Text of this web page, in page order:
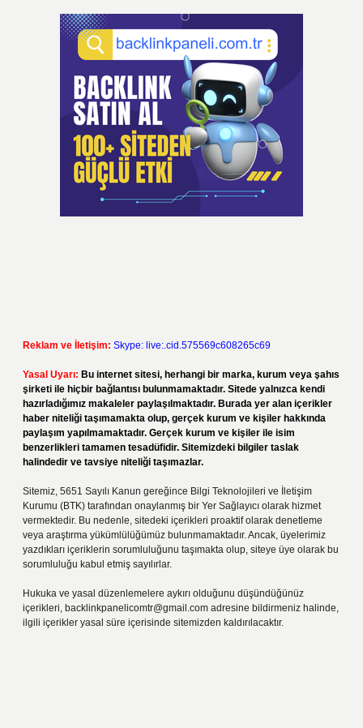
Reklam ve İletişim: Skype: live:.cid.575569c608265c69
Yasal Uyarı: Bu internet sitesi, herhangi bir marka, kurum veya şahıs
şirketi ile hiçbir bağlantısı bulunmamaktadır. Sitede yalnızca kendi
hazırladığımız makaleler paylaşılmaktadır. Burada yer alan içerikler
haber niteliği taşımamakta olup, gerçek kurum ve kişiler hakkında
paylaşım yapılmamaktadır. Gerçek kurum ve kişiler ile isim
benzerlikleri tamamen tesadüfidir. Sitemizdeki bilgiler taslak
halindedir ve tavsiye niteliği taşımazlar.
Sitemiz, 5651 Sayılı Kanun gereğince Bilgi Teknolojileri ve İletişim
Kurumu (BTK) tarafından onaylanmış bir Yer Sağlayıcı olarak hizmet
vermektedir. Bu nedenle, sitedeki içerikleri proaktif olarak denetleme
veya araştırma yükümlülüğümüz bulunmamaktadır. Ancak, üyelerimiz
yazdıkları içeriklerin sorumluluğunu taşımakta olup, siteye üye olarak bu
sorumluluğu kabul etmiş sayılırlar.
Hukuka ve yasal düzenlemelere aykırı olduğunu düşündüğünüz
içerikleri, backlinkpanelicomtr@gmail.com adresine bildirmeniz halinde,
ilgili içerikler yasal süre içerisinde sitemizden kaldırılacaktır.